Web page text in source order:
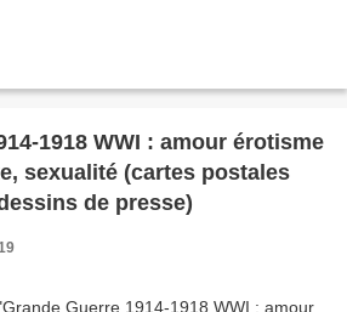
1918 WWI : amour érotisme
sexualité (cartes postales
de presse)